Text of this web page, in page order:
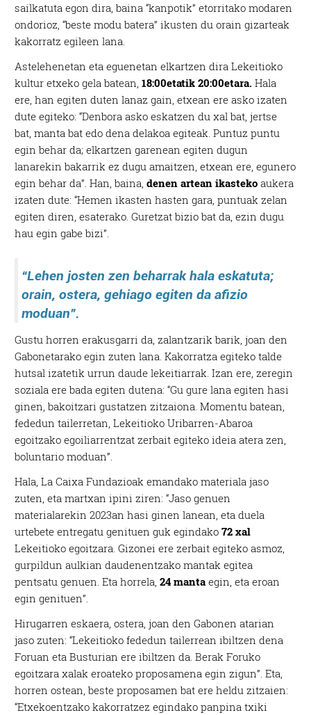
sailkatuta egon dira, baina “kanpotik” etorritako modaren
ondorioz, “beste modu batera” ikusten du orain gizarteak
kakorratz egileen lana.
Astelehenetan eta eguenetan elkartzen dira Lekeitioko
kultur etxeko gela batean,18:00etatik 20:00etara. Hala
ere, han egiten duten lanaz gain, etxean ere asko izaten
dute egiteko: “Denbora asko eskatzen du xal bat, jertse
bat, manta bat edo dena delakoa egiteak. Puntuz puntu
egin behar da; elkartzen garenean egiten dugun
lanarekin bakarrik ez dugu amaitzen, etxean ere, egunero
egin behar da”. Han, baina,denen artean ikasteko aukera
izaten dute: “Hemen ikasten hasten gara, puntuak zelan
egiten diren, esaterako. Guretzat bizio bat da, ezin dugu
hau egin gabe bizi”.
“Lehen josten zen beharrak hala eskatuta;
orain, ostera, gehiago egiten da afizio
moduan”.
Gustu horren erakusgarri da, zalantzarik barik, joan den
Gabonetarako egin zuten lana. Kakorratza egiteko talde
hutsal izatetik urrun daude lekeitiarrak. Izan ere, zeregin
soziala ere bada egiten dutena: “Gu gure lana egiten hasi
ginen, bakoitzari gustatzen zitzaiona. Momentu batean,
fededun tailerretan, Lekeitioko Uribarren-Abaroa
egoitzako egoiliarrentzat zerbait egiteko ideia atera zen,
boluntario moduan”.
Hala, La Caixa Fundazioak emandako materiala jaso
zuten, eta martxan ipini ziren: “Jaso genuen
materialarekin 2023an hasi ginen lanean, eta duela
urtebete entregatu genituen guk egindako72 xal
Lekeitioko egoitzara. Gizonei ere zerbait egiteko asmoz,
gurpildun aulkian daudenentzako mantak egitea
pentsatu genuen. Eta horrela,24 manta egin, eta eroan
egin genituen”.
Hirugarren eskaera, ostera, joan den Gabonen atarian
jaso zuten: “Lekeitioko fededun tailerrean ibiltzen dena
Foruan eta Busturian ere ibiltzen da. Berak Foruko
egoitzara xalak eroateko proposamena egin zigun”. Eta,
horren ostean, beste proposamen bat ere heldu zitzaien:
“Etxekoentzako kakorratzez egindako panpina txiki